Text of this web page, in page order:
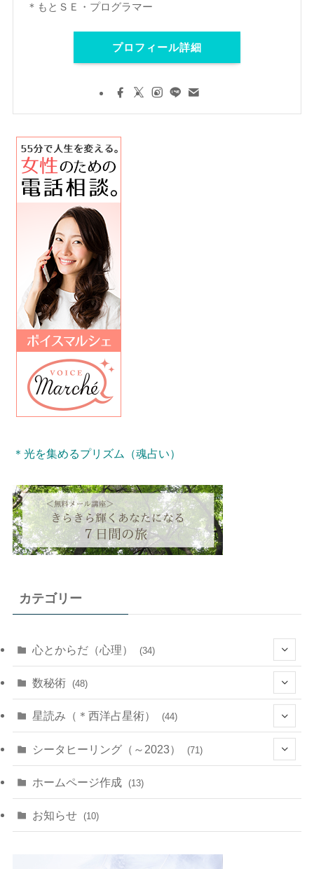
＊もとＳＥ・プログラマー
プロフィール詳細
＊光を集めるプリズム（魂占い）
カテゴリー
心とからだ（心理） (34)
(1)
(22)
(7)
(4)
(7)
数秘術 (48)
(11)
(10)
星読み（＊西洋占星術） (44)
(11)
(8)
シータヒーリング（～2023） (71)
(14)
ホームページ作成 (13)
お知らせ (10)